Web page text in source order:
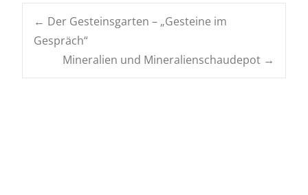
Navigation
posten
← Der Gesteinsgarten – „Gesteine im
Gespräch“
Mineralien und Mineralienschaudepot →